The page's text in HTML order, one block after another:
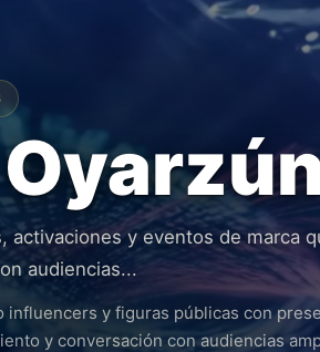
activaciones y eventos de marca
audiencias...
influencers y figuras públicas con
y conversación con audiencias